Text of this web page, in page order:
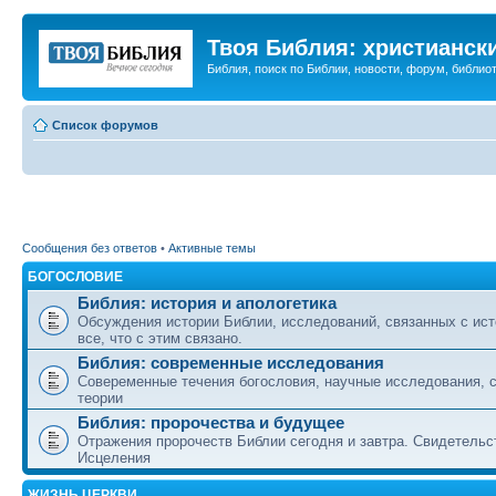
Твоя Библия:
Библия, поиск по Библии, новости, форум,
Список форумов
Сообщения без ответов • Активные темы
БОГОСЛОВИЕ
Библия: история и апологетика
Обсуждения истории Библии, исследований, связанных с
все, что с этим связано.
Библия: современные исследования
Совеременные течения богословия, научные исследования,
теории
Библия: пророчества и будущее
Отражения пророчеств Библии сегодня и завтра.
Исцеления